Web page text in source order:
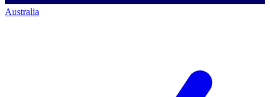
Australia